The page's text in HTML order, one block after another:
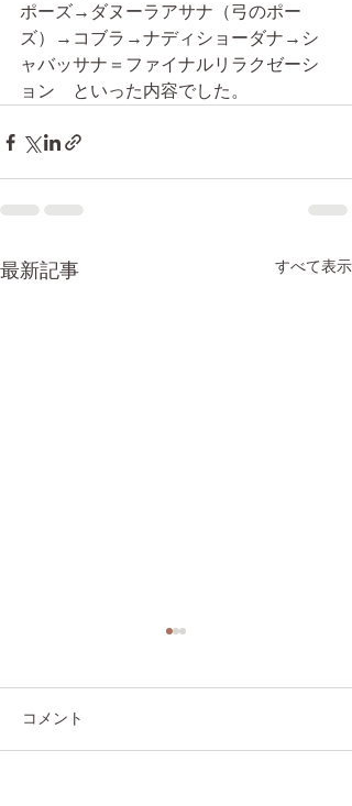
ポーズ→ダヌーラアサナ（弓のポー
ズ）→コブラ→ナディショーダナ→シ
ャバッサナ＝ファイナルリラクゼーシ
ョン　といった内容でした。
最新記事 すべて表示
YOGA 2
コメント